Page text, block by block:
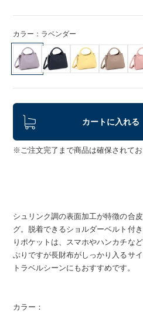
カラー：ラベンダー
カートに入れる
※ご注文完了まで商品は確保されてお
シュリンク調の表面加工が特徴の合
グ。脱着できるショルダーベルト付
りポケットは、スマホやハンカチな
ぶりですが長財布がしっかり入るサ
トラベルシーンにもおすすめです。
カラー：